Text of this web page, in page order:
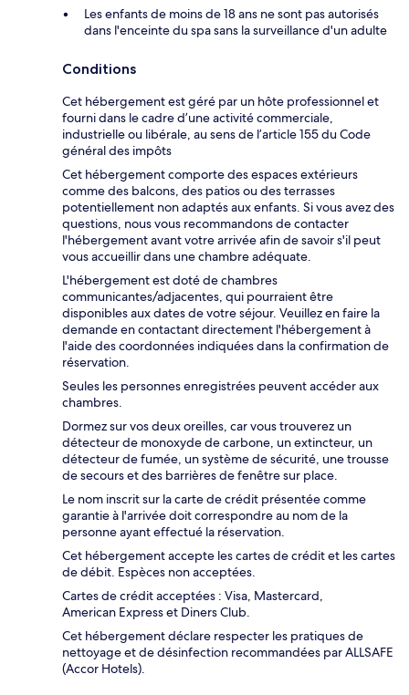
Les enfants de moins de 18 ans ne sont pas autorisés
dans l'enceinte du spa sans la surveillance d'un adulte
Conditions
Cet hébergement est géré par un hôte professionnel et
fourni dans le cadre d’une activité commerciale,
industrielle ou libérale, au sens de l’article 155 du Code
général des impôts
Cet hébergement comporte des espaces extérieurs
comme des balcons, des patios ou des terrasses
potentiellement non adaptés aux enfants. Si vous avez des
questions, nous vous recommandons de contacter
l'hébergement avant votre arrivée afin de savoir s'il peut
vous accueillir dans une chambre adéquate.
L'hébergement est doté de chambres
communicantes/adjacentes, qui pourraient être
disponibles aux dates de votre séjour. Veuillez en faire la
demande en contactant directement l'hébergement à
l'aide des coordonnées indiquées dans la confirmation de
réservation.
Seules les personnes enregistrées peuvent accéder aux
chambres.
Dormez sur vos deux oreilles, car vous trouverez un
détecteur de monoxyde de carbone, un extincteur, un
détecteur de fumée, un système de sécurité, une trousse
de secours et des barrières de fenêtre sur place.
Le nom inscrit sur la carte de crédit présentée comme
garantie à l'arrivée doit correspondre au nom de la
personne ayant effectué la réservation.
Cet hébergement accepte les cartes de crédit et les cartes
de débit. Espèces non acceptées.
Cartes de crédit acceptées : Visa, Mastercard,
American Express et Diners Club.
Cet hébergement déclare respecter les pratiques de
nettoyage et de désinfection recommandées par ALLSAFE
(Accor Hotels).